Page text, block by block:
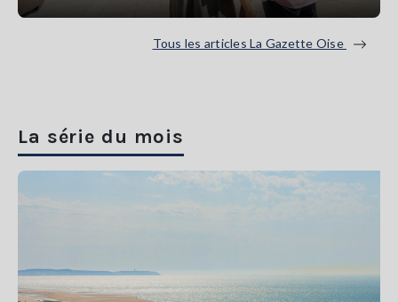
Tous les articles La Gazette Oise
La série du mois